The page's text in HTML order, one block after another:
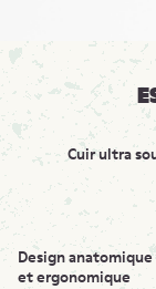
Cuir ultra
Design anatomique
et ergonomique